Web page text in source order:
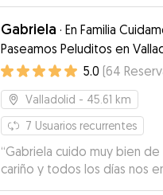
Gabriela · En Familia
Paseamos Peluditos en
❤️
5.0 (64
Valladolid - 45.61 km
7 Usuarios recurrentes
“Gabriela cuido muy bien de
cariño y todos los días nos
vídeos sobre el. Desde